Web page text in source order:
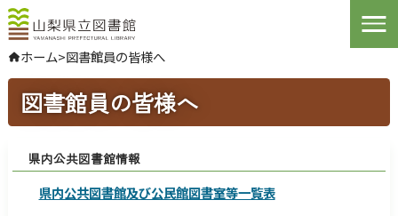
Open
やさしい日本語
よくある質問
お問い合わせ
ログインする
ホーム>図書館員の皆様へ
図書館員の皆様へ
県内公共図書館情報
県内公共図書館及び公民館図書室等一覧表